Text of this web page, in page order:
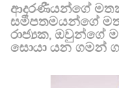
ආදරණීයන්ගේ
සමීපතමයන්ගේ
රාජ්‍යක, ඔවුන්ගේ
සොයා යන ගමන්